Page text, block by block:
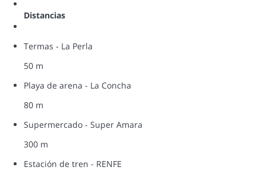
Distancias
Termas - La Perla
50 m
Playa de arena - La Concha
80 m
Supermercado - Super Amara
300 m
Estación de tren - RENFE